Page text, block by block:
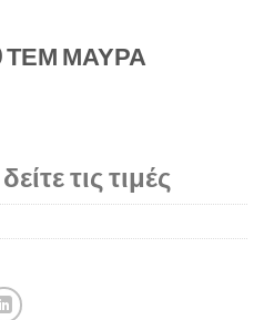
ΤΕΜ ΜΑΥΡΑ
τις τιμές